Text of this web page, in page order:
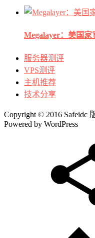
Megalayer：美国家
服务器测评
VPS测评
主机推荐
技术分享
Copyright © 2016 Safeidc
Powered by WordPress